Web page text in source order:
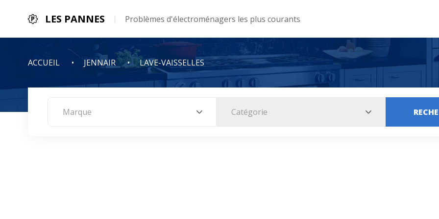
LES PANNES Problèmes d'électroménagers les plus courants
ACCUEIL JENNAIR LAVE-VAISSELLES
Marque Catégorie